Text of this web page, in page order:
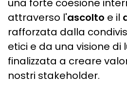
attraverso l'ascolto e il
rafforzata dalla
etici e da una visione di
finalizzata a creare
nostri stakeholder.